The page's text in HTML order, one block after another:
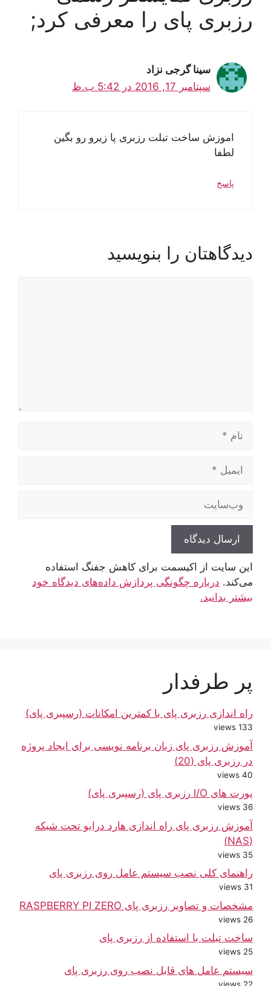
رزبری پای را معرفی کرد;
سینا گرجی نزاد
سپتامبر 17, 2016 در 5:42 ب.ظ
اموزش ساخت تبلت رزبری پا زیرو رو بگین
لطفا
پاسخ
دیدگاهتان را بنویسید
این سایت از اکیسمت برای کاهش جفنگ استفاده
می‌کند. درباره چگونگی پردازش داده‌های دیدگاه خود
بیشتر بدانید.
پر طرفدار
راه اندازی رزبری پای با کمترین امکانات (رسپبری پای)
133 views
آموزش رزبری پای زبان برنامه نویسی برای ایجاد پروژه
در رزبری پای (20)
40 views
پورت های I/O رزبری پای (رسپبری پای)
36 views
آموزش رزبری پای راه اندازی هارد درایو تحت شبکه
(NAS)
35 views
راهنمای کلی نصب سیستم عامل روی رزبری پای
31 views
مشخصات و تصاویر رزبری پای RASPBERRY PI ZERO
26 views
ساخت تبلت با استفاده از رزبری پای
25 views
سیستم عامل های قابل نصب روی رزبری پای